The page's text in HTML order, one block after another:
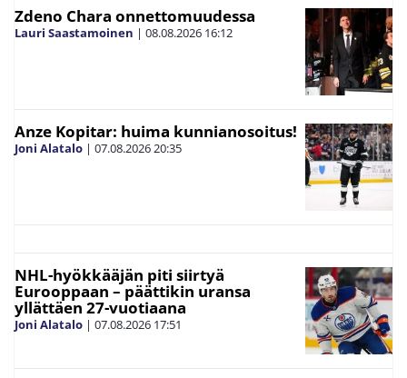
Zdeno Chara onnettomuudessa
Lauri Saastamoinen | 08.08.2026 16:12
Anze Kopitar: huima kunnianosoitus!
Joni Alatalo | 07.08.2026 20:35
NHL-hyökkääjän piti siirtyä
Eurooppaan – päättikin uransa
yllättäen 27-vuotiaana
Joni Alatalo | 07.08.2026 17:51